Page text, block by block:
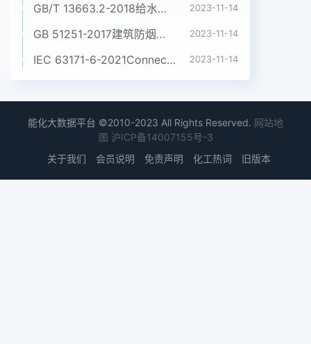
GB/T 13663.2-2018给水用聚乙烯(PE)管道系统 第2部分:管材 2023-11-14
GB 51251-2017建筑防烟排烟系统技术标准 2023-11-14
IEC 63171-6-2021Connectors for electrical and electronic equipment - Part 6: Detail specification for 2-way and 4-way (data/power), shielded, free and fixed connectors for power and data transmission with frequencies up to 600 MHz 2023-11-14
能化大数据平台 ©2010-2023 All Rights Reserved. 网站地
图 沪ICP备14007155号-3
关于我们
会员说明 免责声明 化工热词 旧版本